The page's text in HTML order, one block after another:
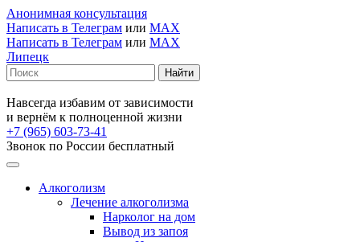
Анонимная консультация
Написать в Телеграм или MAX
Написать в Телеграм или MAX
Липецк
Навсегда избавим от зависимости
и вернём к полноценной жизни
+7 (965) 603-73-41
Звонок по России бесплатный
Алкоголизм
Лечение алкоголизма
Нарколог на дом
Вывод из запоя